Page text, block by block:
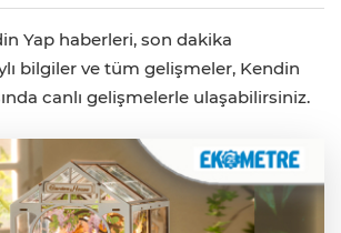
Yap haberleri, son dakika
bilgiler ve tüm gelişmeler, Kendin
canlı gelişmelerle ulaşabilirsiniz.